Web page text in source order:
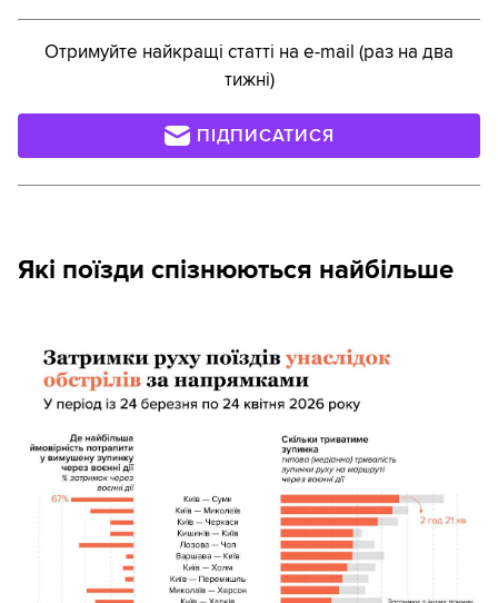
Отримуйте найкращі статті на e-mail (раз на два
тижні)
ПІДПИСАТИСЯ
Які поїзди спізнюються найбільше